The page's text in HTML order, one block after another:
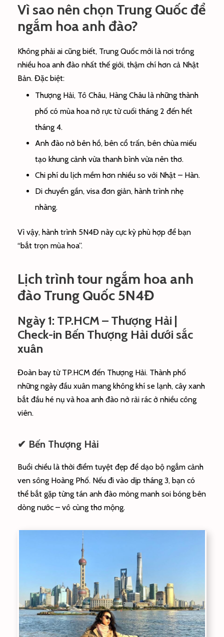
Vì sao nên chọn Trung Quốc để
ngắm hoa anh đào?
Không phải ai cũng biết, Trung Quốc mới là nơi trồng
nhiều hoa anh đào nhất thế giới, thậm chí hơn cả Nhật
Bản. Đặc biệt:
Thượng Hải, Tô Châu, Hàng Châu là những thành
phố có mùa hoa nở rực từ cuối tháng 2 đến hết
tháng 4.
Anh đào nở bên hồ, bên cổ trấn, bên chùa miếu
tạo khung cảnh vừa thanh bình vừa nên thơ.
Chi phí du lịch mềm hơn nhiều so với Nhật – Hàn.
Di chuyển gần, visa đơn giản, hành trình nhẹ
nhàng.
Vì vậy, hành trình 5N4Đ này cực kỳ phù hợp để bạn
“bắt trọn mùa hoa”.
Lịch trình tour ngắm hoa anh
đào Trung Quốc 5N4Đ
Ngày 1: TP.HCM – Thượng Hải |
Check-in Bến Thượng Hải dưới sắc
xuân
Đoàn bay từ TP.HCM đến Thượng Hải. Thành phố
những ngày đầu xuân mang không khí se lạnh, cây xanh
bắt đầu hé nụ và hoa anh đào nở rải rác ở nhiều công
viên.
✔ Bến Thượng Hải
Buổi chiều là thời điểm tuyệt đẹp để dạo bộ ngắm cảnh
ven sông Hoàng Phố. Nếu đi vào dịp tháng 3, bạn có
thể bắt gặp từng tán anh đào mỏng manh soi bóng bên
dòng nước – vô cùng thơ mộng.